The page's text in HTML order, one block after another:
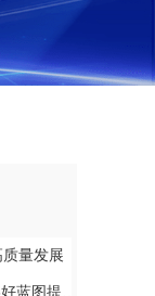
量发展
实法治保障